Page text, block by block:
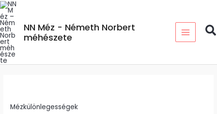
Skip
to
contentNN Méz - Németh Norbert
méhészete
MENU
Mézkülönlegességek
mézek